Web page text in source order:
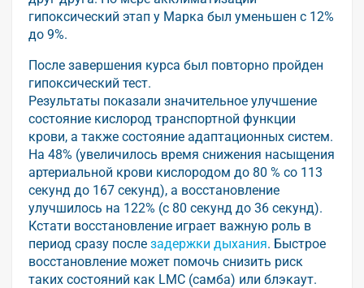
гипоксический этап у Марка был уменьшен с 12%
до 9%.
После завершения курса был повторно пройден
гипоксический тест.
Результаты показали значительное улучшение
состояние кислород транспортной функции
крови, а также состояние адаптационных систем.
На 48% (увеличилось время снижения насыщения
артериальной крови кислородом до 80 % со 113
секунд до 167 секунд), а восстановление
улучшилось на 122% (с 80 секунд до 36 секунд).
Кстати восстановление играет важную роль в
период сразу после задержки дыхания. Быстрое
восстановление может помочь снизить риск
таких состояний как LMC (самба) или блэкаут.